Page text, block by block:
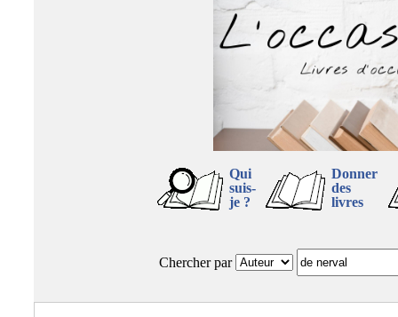
Qui
suis-
je ?
Donner
des
livres
Chercher par